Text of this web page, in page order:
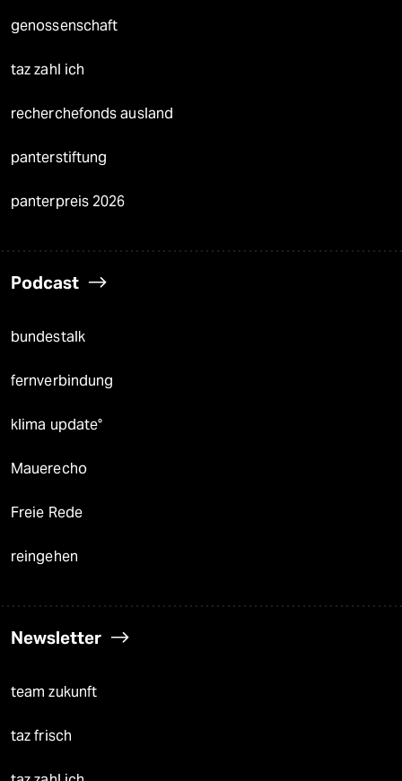
genossenschaft
taz zahl ich
recherchefonds ausland
panterstiftung
panterpreis 2026
Podcast
bundestalk
fernverbindung
klima update°
Mauerecho
Freie Rede
reingehen
Newsletter
team zukunft
taz frisch